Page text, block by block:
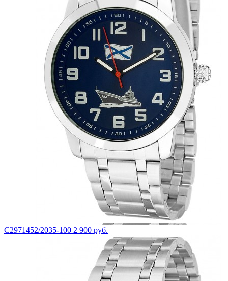
С2971452/2035-100 2 900 руб.